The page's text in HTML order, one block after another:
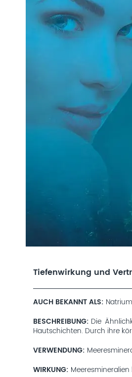
Tiefenwirkung und
AUCH BEKANNT ALS
BESCHREIBUNG Die
Hautschichten. Durch ihre
VERWENDUNG
WIRKUNG